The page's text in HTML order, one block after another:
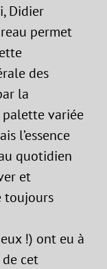
Didier
permet
des
la
variée
l’essence
quotidien
et
toujours
!) ont eu à
cet